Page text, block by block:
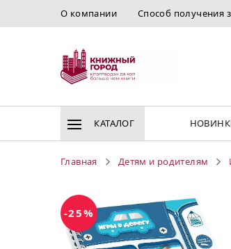
О компании Способ получения
КАТАЛОГ
Главная Детям и родителям
-25%